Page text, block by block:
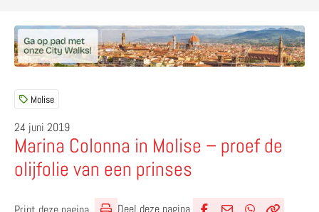
Molise
24 juni 2019
Marina Colonna in Molise – proef de
olijfolie van een prinses
Deel deze pagina